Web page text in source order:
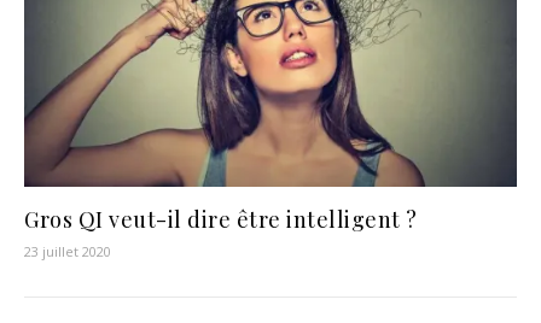
Gros QI veut-il dire être intelligent ?
23 juillet 2020